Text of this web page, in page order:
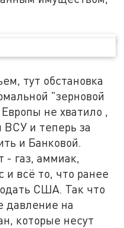
тут обстановка
"зерновой
не хватило ,
и теперь за
и Банковой.
- газ, аммиак,
и всё то, что ранее
США. Так что
давление на
которые несут